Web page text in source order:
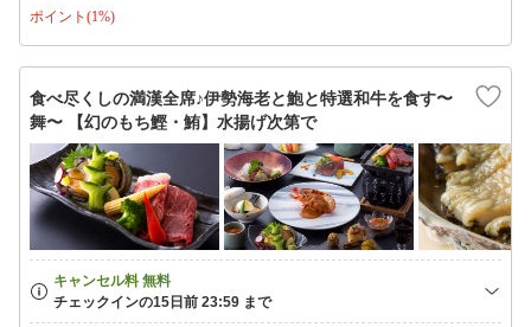
ポイント(1%)
食べ尽くしの満漢全席♪伊勢海老と鮑と特選和牛を食す〜
舞〜 【幻のもち鰹・鮪】水揚げ次第で